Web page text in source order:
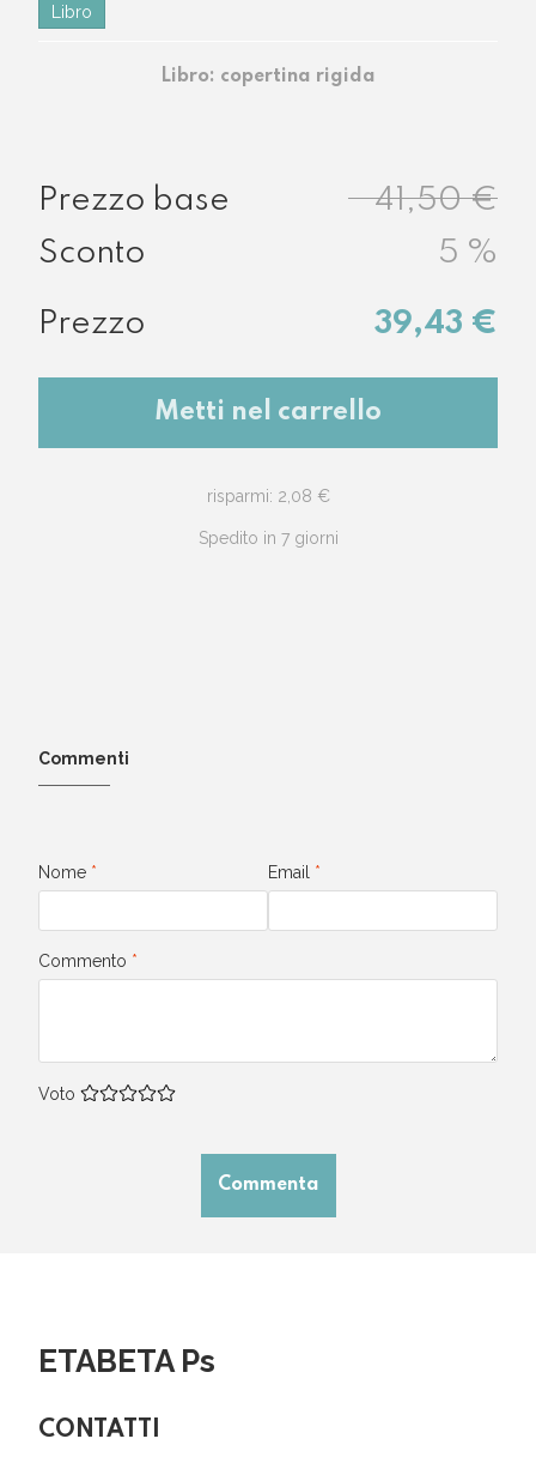
Libro
Libro: copertina rigida
41,50 €
39,43 €
5 %
Metti nel carrello
risparmi: 2,08 €
Spedito in 7 giorni
Commenti
Nome * Email *
Commento *
Voto
Commenta
ETABETA Ps
CONTATTI